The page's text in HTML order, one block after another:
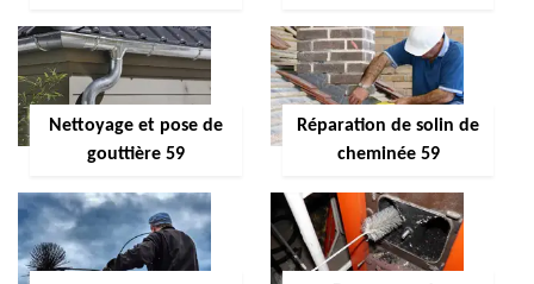
Nettoyage et pose de
gouttière 59
Réparation de solin de
cheminée 59